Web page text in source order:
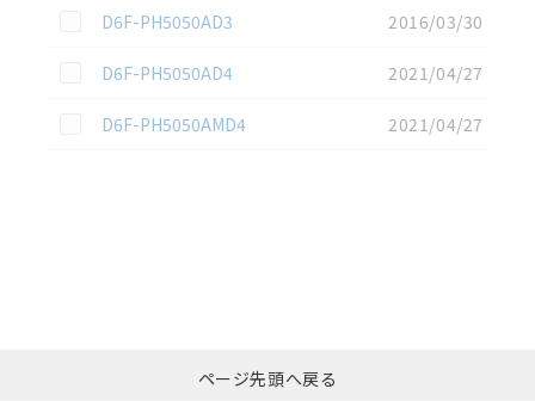
この資料を選択
D6F-PH5050AD3
2016/03/30
この資料を選択
D6F-PH5050AD4
2021/04/27
この資料を選択
D6F-PH5050AMD4 2021/04/27
括ダウンロード
ページ先頭へ戻る